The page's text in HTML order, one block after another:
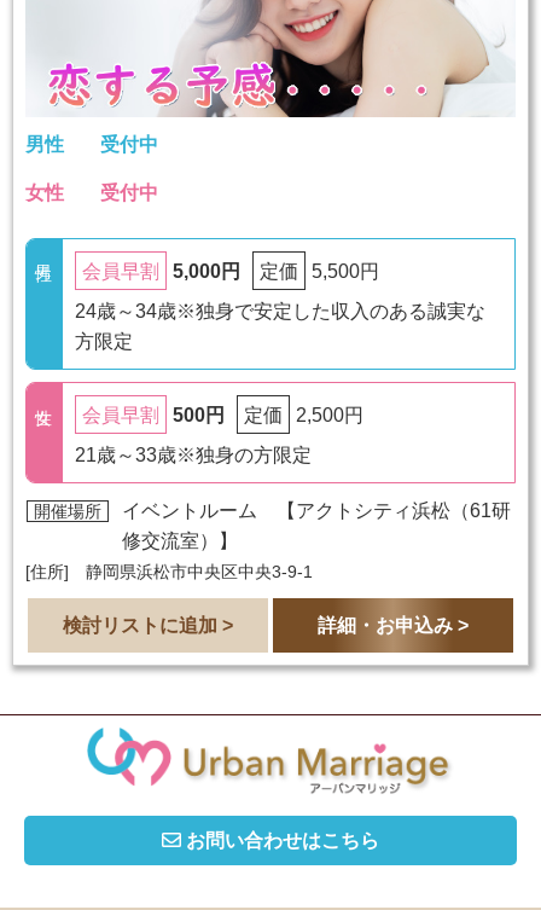
男性 受付中
女性 受付中
会員早割 5,000円 定価
5,500円
24歳～34歳※独身で安定した収入のある誠実な
方限定
会員早割 500円 定価
2,500円
21歳～33歳※独身の方限定
開催場所 イベントルーム 【 アクトシティ浜松（61研
修交流室）
】
[住所] 静岡県浜松市中央区中央3-9-1
検討リストに追加 > 詳細・お申込み >
お問い合わせはこちら